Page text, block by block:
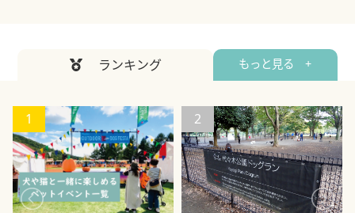
ランキング もっと見る +
1 2